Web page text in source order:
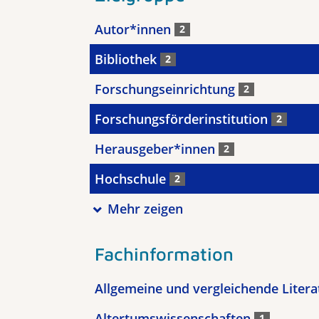
Autor*innen 2
Bibliothek 2
Forschungseinrichtung 2
Forschungsförderinstitution 2
Herausgeber*innen 2
Hochschule 2
Mehr zeigen
Fachinformation
Allgemeine und vergleichende